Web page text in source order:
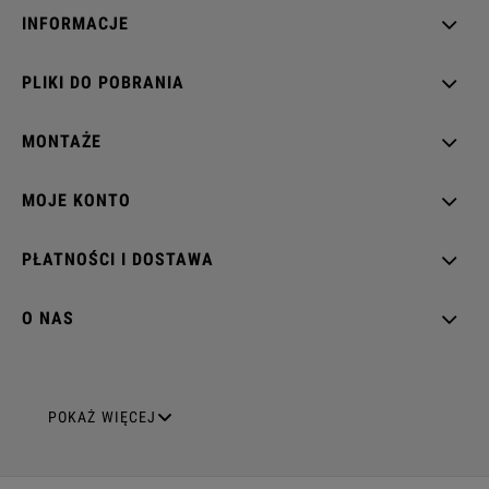
INFORMACJE
PLIKI DO POBRANIA
MONTAŻE
MOJE KONTO
PŁATNOŚCI I DOSTAWA
O NAS
GNIAZDA ELEKTRYCZNE
POKAŻ WIĘCEJ